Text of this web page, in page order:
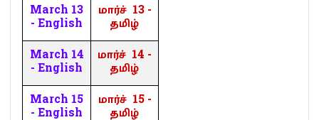
March 13
- English
மார்ச் 13 -
தமிழ்
March 14
- English
மார்ச் 14 -
தமிழ்
March 15
- English
மார்ச் 15 -
தமிழ்